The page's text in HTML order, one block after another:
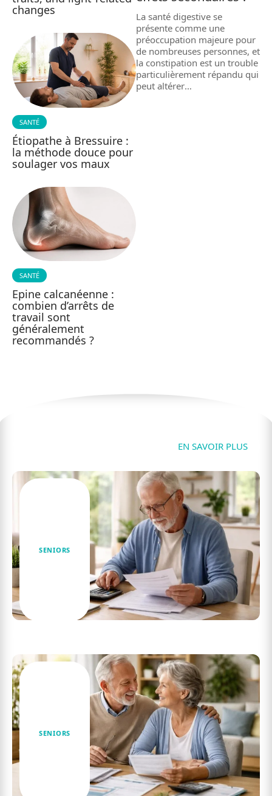
changes
SANTÉ
Étiopathe à Bressuire :
la méthode douce pour
soulager vos maux
SANTÉ
Epine calcanéenne :
combien d’arrêts de
travail sont
généralement
recommandés ?
La santé digestive se
présente comme une
préoccupation majeure pour
de nombreuses personnes, et
la constipation est un trouble
particulièrement répandu qui
peut altérer…
EN SAVOIR PLUS
SENIORS
SENIORS